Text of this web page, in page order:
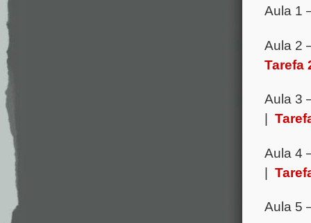
Aula 1
Aula 2
Tarefa
Aula 3
Aula 4
|
Aula 5